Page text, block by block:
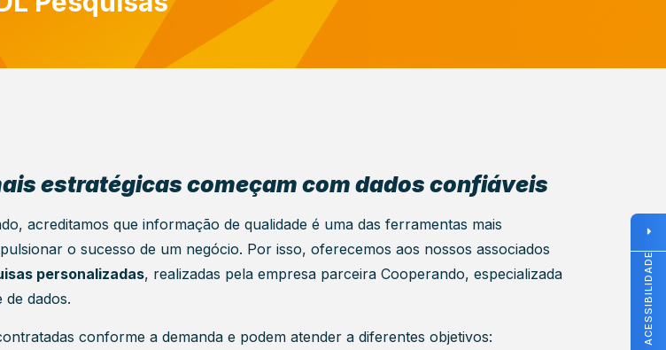
estratégicas começam com dados confiáveis
acreditamos que informação de qualidade é uma das ferramentas mais
o sucesso de um negócio. Por isso, oferecemos aos nossos associados
personalizadas, realizadas pela empresa parceira Cooperando, especializada
de dados.
conforme a demanda e podem atender a diferentes objetivos: ACESSIBILIDADE